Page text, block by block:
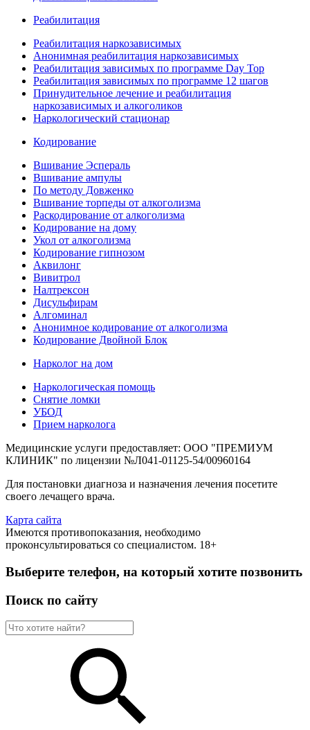
Реабилитация
Реабилитация наркозависимых
Анонимная реабилитация наркозависимых
Реабилитация зависимых по программе Day Top
Реабилитация зависимых по программе 12 шагов
Принудительное лечение и реабилитация
наркозависимых и алкоголиков
Наркологический стационар
Кодирование
Вшивание Эспераль
Вшивание ампулы
По методу Довженко
Вшивание торпеды от алкоголизма
Раскодирование от алкоголизма
Кодирование на дому
Укол от алкоголизма
Кодирование гипнозом
Аквилонг
Вивитрол
Налтрексон
Дисульфирам
Алгоминал
Анонимное кодирование от алкоголизма
Кодирование Двойной Блок
Нарколог на дом
Наркологическая помощь
Снятие ломки
УБОД
Прием нарколога
Медицинские услуги предоставляет: ООО "ПРЕМИУМ
КЛИНИК" по лицензии №Л041-01125-54/00960164
Для постановки диагноза и назначения лечения посетите
своего лечащего врача.
Карта сайта
Имеются противопоказания, необходимо
проконсультироваться со специалистом. 18+
Выберите телефон, на который хотите позвонить
Поиск по сайту